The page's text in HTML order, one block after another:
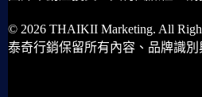
© 2026 THAIKII Marketing. All
泰奇行銷保留所有內容、品牌識別